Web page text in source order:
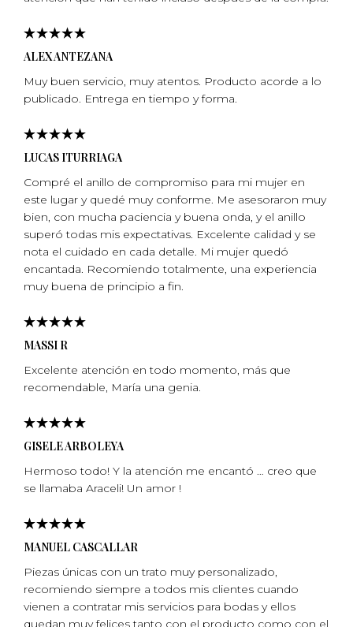
ALEX ANTEZANA
Muy buen servicio, muy atentos. Producto acorde a lo
publicado. Entrega en tiempo y forma.
LUCAS ITURRIAGA
Compré el anillo de compromiso para mi mujer en
este lugar y quedé muy conforme. Me asesoraron muy
bien, con mucha paciencia y buena onda, y el anillo
superó todas mis expectativas. Excelente calidad y se
nota el cuidado en cada detalle. Mi mujer quedó
encantada. Recomiendo totalmente, una experiencia
muy buena de principio a fin.
MASSI R
Excelente atención en todo momento, más que
recomendable, Marí­a una genia.
GISELE ARBOLEYA
Hermoso todo! Y la atención me encantó … creo que
se llamaba Araceli! Un amor !
MANUEL CASCALLAR
Piezas únicas con un trato muy personalizado,
recomiendo siempre a todos mis clientes cuando
vienen a contratar mis servicios para bodas y ellos
quedan muy felices tanto con el producto como con el